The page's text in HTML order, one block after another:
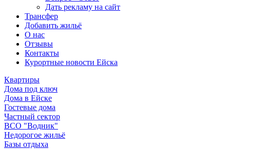
Дать рекламу на сайт
Трансфер
Добавить жильё
О нас
Отзывы
Контакты
Курортные новости Ейска
Квартиры
Дома под ключ
Дома в Ейске
Гостевые дома
Частный сектор
ВСО "Водник"
Недорогое жильё
Базы отдыха